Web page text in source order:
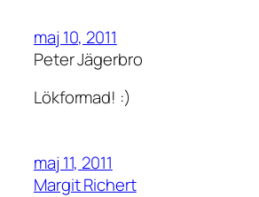
maj 10, 2011
Peter Jägerbro
Lökformad! :)
maj 11, 2011
Margit Richert